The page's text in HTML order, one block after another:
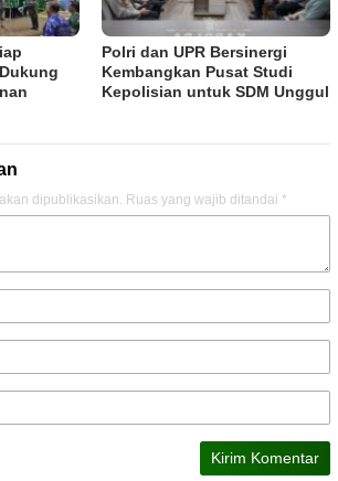
Polri dan UPR Bersinergi
Kembangkan Pusat Studi
Kepolisian untuk SDM Unggul
dipublikasikan. Ruas yang wajib ditandai *